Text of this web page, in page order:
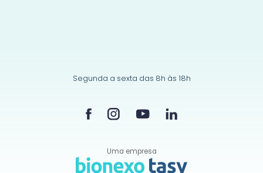
Segunda a sexta das 8h às 18h
Uma empresa